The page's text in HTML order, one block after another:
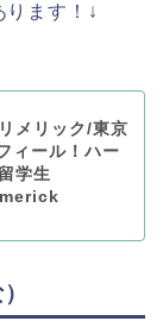
ます！↓
メリック/東京
ィール！ハー
学生